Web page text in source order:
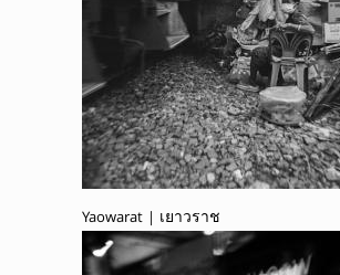
Yaowarat | เยาวราช